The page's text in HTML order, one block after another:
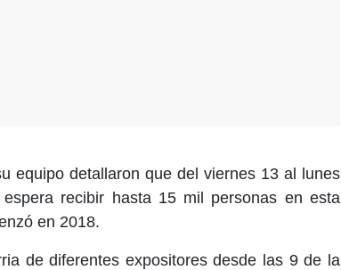
equipo detallaron que del viernes 13 al lunes
recibir hasta 15 mil personas en esta
en 2018.
de diferentes expositores desde las 9 de la